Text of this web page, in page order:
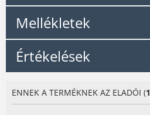
Mellékletek
Értékelések
ENNEK A TERMÉKNEK AZ ELADÓI (1